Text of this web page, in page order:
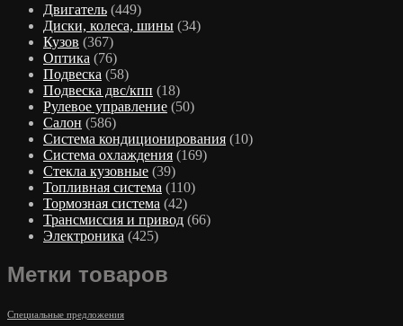
Двигатель (449)
Диски, колеса, шины (34)
Кузов (367)
Оптика (76)
Подвеска (58)
Подвеска двс/кпп (18)
Рулевое управление (50)
Салон (586)
Система кондиционирования (10)
Система охлаждения (169)
Стекла кузовные (39)
Топливная система (110)
Тормозная система (42)
Трансмиссия и привод (66)
Электроника (425)
Метки товаров
Специальные предложения